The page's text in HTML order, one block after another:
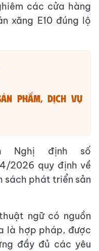
các cửa hàng
xăng E10 đúng lộ
phẩm, dịch vụ
Nghị định số
2026 quy định về
sách phát triển sản
ngữ có nguồn
là hợp pháp, được
đầy đủ các yêu